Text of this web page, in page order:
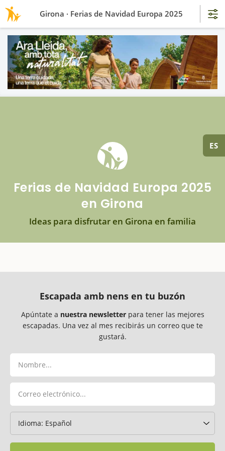
ES
Ferias de Navidad Europa 2025
en Girona
Ideas para disfrutar en Girona en familia
Escapada amb nens en tu buzón
Apúntate a nuestra newsletterpara tener las mejores
escapadas. Una vez al mes recibirás un correo que te
gustará.
Girona · Ferias de Navidad Europa 2025